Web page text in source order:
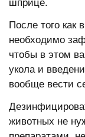
шприце.
После того как
необходимо
чтобы в этом
укола и
вообще вести
животных не